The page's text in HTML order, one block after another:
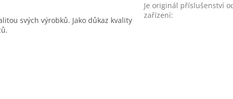
svých výrobků. Jako důkaz kvality
Je originál příslušenství
zařízení: